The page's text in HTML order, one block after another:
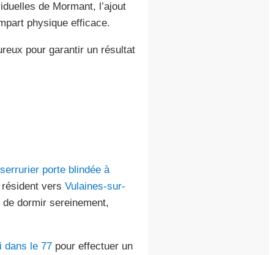
de Mormant, l’ajout
physique efficace.
pour garantir un résultat
serrurier porte blindée à
vers Vulaines-sur-
dormir sereinement,
dans le 77pour effectuer un